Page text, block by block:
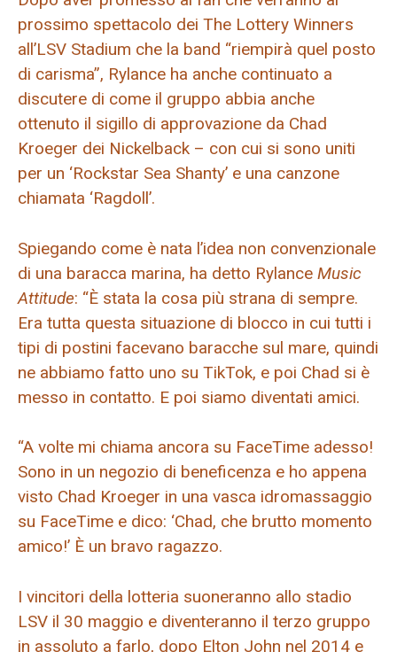
prossimo spettacolo dei The Lottery Winners
all’LSV Stadium che la band “riempirà quel posto
di carisma”, Rylance ha anche continuato a
discutere di come il gruppo abbia anche
ottenuto il sigillo di approvazione da Chad
Kroeger dei Nickelback – con cui si sono uniti
per un ‘Rockstar Sea Shanty’ e una canzone
chiamata ‘Ragdoll’.
Spiegando come è nata l’idea non convenzionale
di una baracca marina, ha detto Rylance Music
Attitude: “È stata la cosa più strana di sempre.
Era tutta questa situazione di blocco in cui tutti i
tipi di postini facevano baracche sul mare, quindi
ne abbiamo fatto uno su TikTok, e poi Chad si è
messo in contatto. E poi siamo diventati amici.
“A volte mi chiama ancora su FaceTime adesso!
Sono in un negozio di beneficenza e ho appena
visto Chad Kroeger in una vasca idromassaggio
su FaceTime e dico: ‘Chad, che brutto momento
amico!’ È un bravo ragazzo.
I vincitori della lotteria suoneranno allo stadio
LSV il 30 maggio e diventeranno il terzo gruppo
in assoluto a farlo, dopo Elton John nel 2014 e